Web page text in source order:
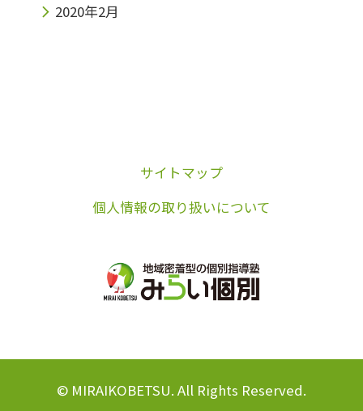
2020年2月
サイトマップ
個人情報の取り扱いについて
© MIRAIKOBETSU. All Rights Reserved.